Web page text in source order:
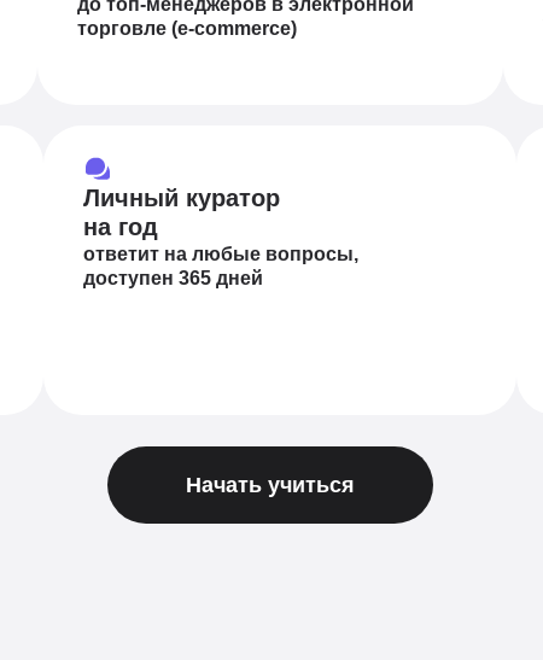
Начать учиться
до топ-менеджеров в электронной
торговле (e-commerce)
Личный куратор
на год
ответит на любые вопросы,
доступен 365 дней